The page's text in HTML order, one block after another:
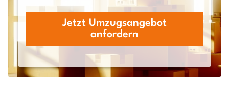
Jetzt Umzugsangebot
anfordern